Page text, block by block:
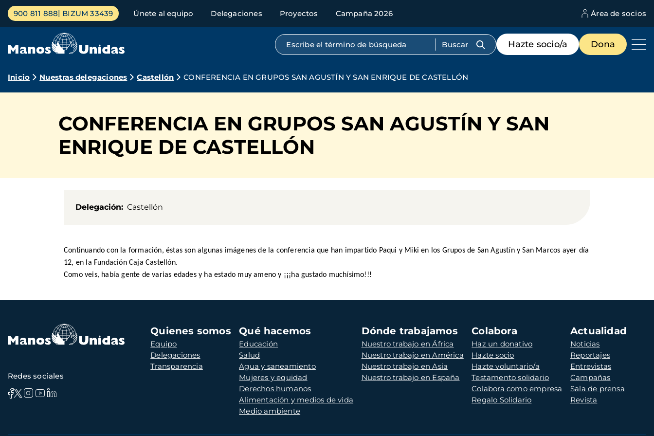
Pasar
contenido
Menú
principal
900 811 888 BIZUM 33439 Únete al equipo Delegaciones Proyectos Campaña 2026 Área de socios
Búsqueda por texto completo
Menú
de
destacados
Hazte socio/a Dona
Ruta
navegación
Inicio Nuestras delegaciones Castellón CONFERENCIA EN GRUPOS SAN AGUSTÍN Y SAN ENRIQUE DE CASTELLÓN
CONFERENCIA EN GRUPOS SAN AGUSTÍN Y SAN
ENRIQUE DE CASTELLÓN
Delegación Castellón
Continuando con la formación, éstas son algunas imágenes de la conferencia que han impartido Paqui y Miki en los Grupos de San Agustín y San Marcos ayer día
12, en la Fundación Caja Castellón.
Como veis, había gente de varias edades y ha estado muy ameno y ¡¡¡ha gustado muchísimo!!!
Navegación
principal
Quienes somos
Equipo
Delegaciones
Transparencia
Qué hacemos
Educación
Salud
Agua y saneamiento
Mujeres y equidad
Derechos humanos
Alimentación y medios de vida
Medio ambiente
Dónde trabajamos
Nuestro trabajo en África
Nuestro trabajo en América
Nuestro trabajo en Asia
Nuestro trabajo en España
Colabora
Haz un donativo
Hazte socio
Hazte voluntario/a
Testamento solidario
Colabora como empresa
Regalo Solidario
Actualidad
Noticias
Reportajes
Entrevistas
Campañas
Sala de prensa
Revista
Redes sociales